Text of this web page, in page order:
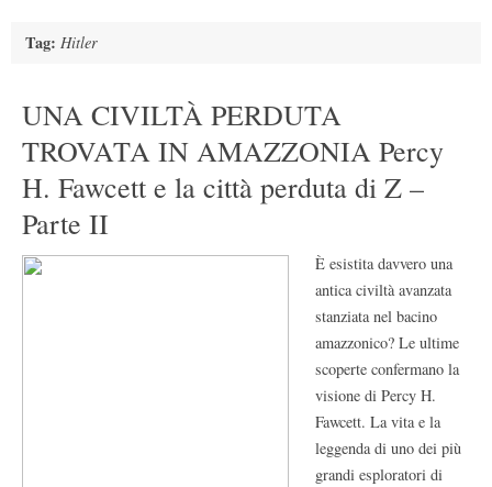
Tag: Hitler
UNA CIVILTÀ PERDUTA
TROVATA IN AMAZZONIA Percy
H. Fawcett e la città perduta di Z –
Parte II
È esistita davvero una
antica civiltà avanzata
stanziata nel bacino
amazzonico? Le ultime
scoperte confermano la
visione di Percy H.
Fawcett. La vita e la
leggenda di uno dei più
grandi esploratori di